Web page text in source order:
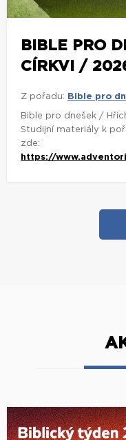
BIBLE PRO
CÍRKVI /
Z pořadu: Bible pro
Bible pro dnešek /
Studijní materiály k
zde:
https://